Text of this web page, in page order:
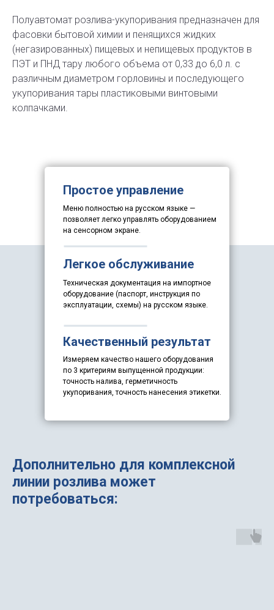
Полуавтомат розлива-укупоривания предназначен для
фасовки бытовой химии и пенящихся жидких
(негазированных) пищевых и непищевых продуктов в
ПЭТ и ПНД тару любого объема от 0,33 до 6,0 л. с
различным диаметром горловины и последующего
укупоривания тары пластиковыми винтовыми
колпачками.
Измеряем качество нашего оборудования
по 3 критериям выпущенной продукции:
точность налива, герметичность
укупоривания, точность нанесения этикетки.
Качественный результат
Легкое обслуживание
Техническая документация на импортное
оборудование (паспорт, инструкция по
эксплуатации, схемы) на русском языке.
Простое управление
Меню полностью на русском языке —
позволяет легко управлять оборудованием
на сенсорном экране.
Дополнительно для комплексной
линии розлива может
потребоваться: